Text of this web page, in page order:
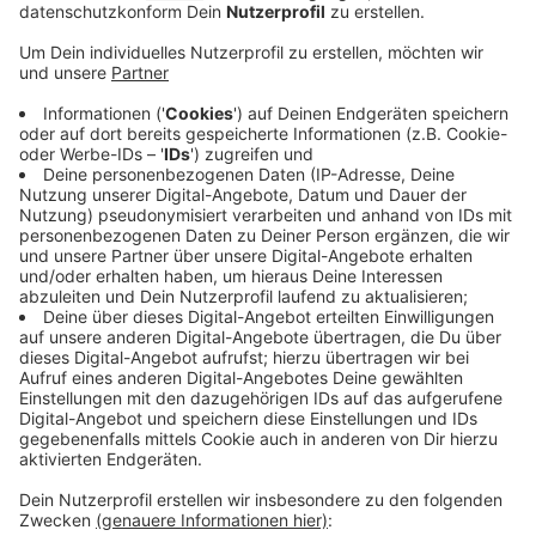
Region: Insgesamt sind es 75 Projekte. Sie können
jetzt auf der Internetseite ruhr-konferenz.nrw online
eingesehen werden. Zu den Vorschlägen zählt zum
App und E-Tarif das Reisen im ganzen Ruhrgebiet
erleichtern soll. Eine weitere Idee sind gemeinsame
Excellence Departements der drei Ruhrgebiets-
Universitäten. Sie sollen die Wissenschaftsmetropole
Ruhr international erfolgreich machen.
20 Themenforen haben die Projektvorschläge
erarbeitet. Darin eingeflossen sind Ideen aus über 50
Veranstaltungen, sowie online von Bürgern
eingebrachte Ideen. Zu den Projektvorschlägen
erbittet die Landesregierung in den nächsten drei
Wochen Rückmeldungen von Kommunen, Verbänden
und den Menschen im Revier.
Anzeige